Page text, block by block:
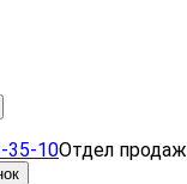
35-10Отдел продаж